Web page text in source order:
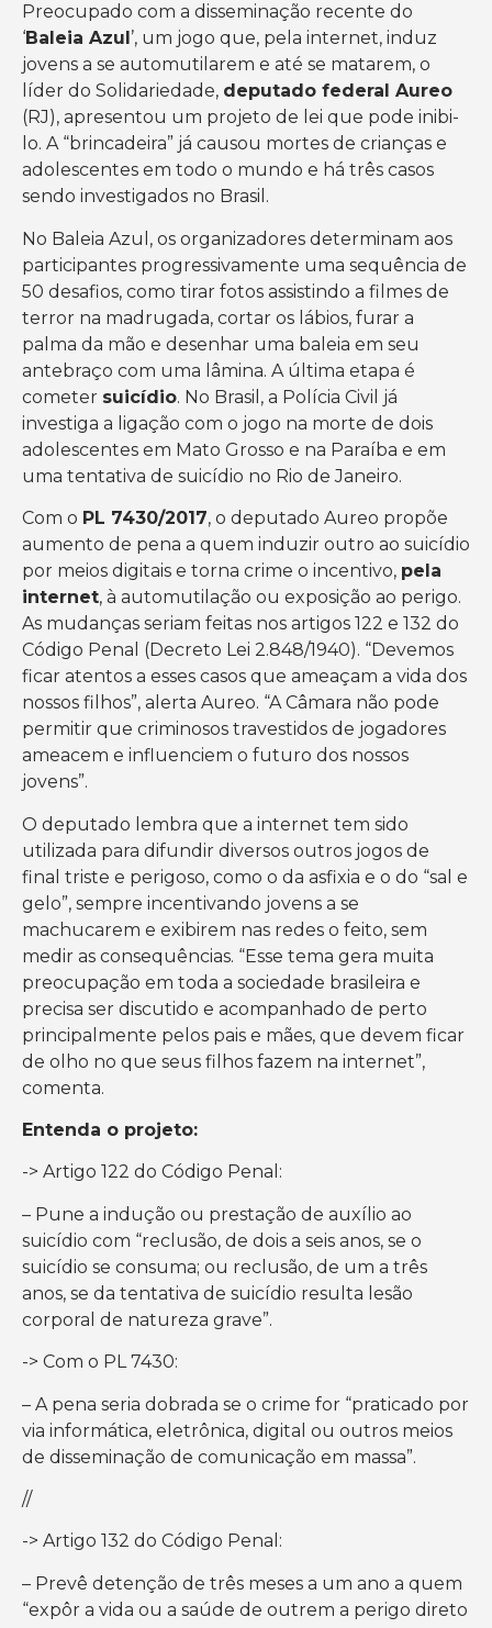
Preocupado com a disseminação recente do
‘Baleia Azul ’, um jogo que, pela internet, induz
jovens a se automutilarem e até se matarem, o
líder do Solidariedade, deputado federal Aureo
(RJ), apresentou um projeto de lei que pode inibi-
lo. A “brincadeira” já causou mortes de crianças e
adolescentes em todo o mundo e há três casos
sendo investigados no Brasil.
No Baleia Azul, os organizadores determinam aos
participantes progressivamente uma sequência de
50 desafios, como tirar fotos assistindo a filmes de
terror na madrugada, cortar os lábios, furar a
palma da mão e desenhar uma baleia em seu
antebraço com uma lâmina. A última etapa é
cometer suicídio. No Brasil, a Polícia Civil já
investiga a ligação com o jogo na morte de dois
adolescentes em Mato Grosso e na Paraíba e em
uma tentativa de suicídio no Rio de Janeiro.
Com o PL 7430/2017, o deputado Aureo propõe
aumento de pena a quem induzir outro ao suicídio
por meios digitais e torna crime o incentivo, pela
internet, à automutilação ou exposição ao perigo.
As mudanças seriam feitas nos artigos 122 e 132 do
Código Penal (Decreto Lei 2.848/1940). “Devemos
ficar atentos a esses casos que ameaçam a vida dos
nossos filhos”, alerta Aureo. “A Câmara não pode
permitir que criminosos travestidos de jogadores
ameacem e influenciem o futuro dos nossos
jovens”.
O deputado lembra que a internet tem sido
utilizada para difundir diversos outros jogos de
final triste e perigoso, como o da asfixia e o do “sal e
gelo”, sempre incentivando jovens a se
machucarem e exibirem nas redes o feito, sem
medir as consequências. “Esse tema gera muita
preocupação em toda a sociedade brasileira e
precisa ser discutido e acompanhado de perto
principalmente pelos pais e mães, que devem ficar
de olho no que seus filhos fazem na internet”,
comenta.
Entenda o projeto:
-> Artigo 122 do Código Penal:
– Pune a indução ou prestação de auxílio ao
suicídio com “reclusão, de dois a seis anos, se o
suicídio se consuma; ou reclusão, de um a três
anos, se da tentativa de suicídio resulta lesão
corporal de natureza grave”.
-> Com o PL 7430:
– A pena seria dobrada se o crime for “praticado por
via informática, eletrônica, digital ou outros meios
de disseminação de comunicação em massa”.
//
-> Artigo 132 do Código Penal:
– Prevê detenção de três meses a um ano a quem
“expôr a vida ou a saúde de outrem a perigo direto